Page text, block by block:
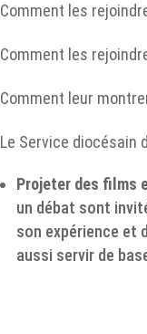
Comment les
Comment les
Comment leur
Le Service diocésain
Projeter des films
un débat sont
son expérience et
aussi servir de